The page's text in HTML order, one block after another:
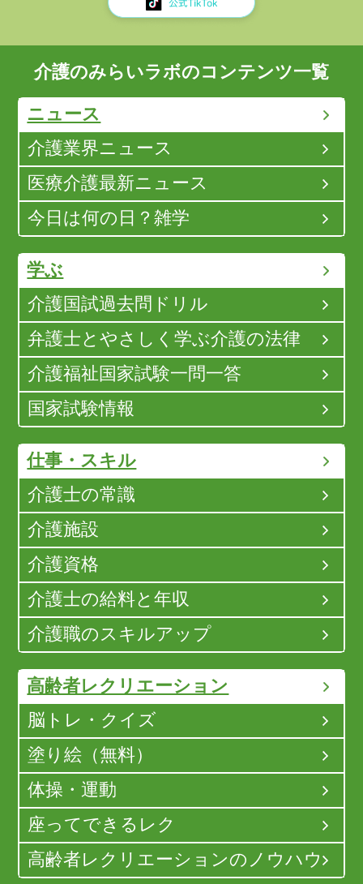
介護のみらいラボのコンテンツ一覧
ニュース
介護業界ニュース
医療介護最新ニュース
今日は何の日？雑学
学ぶ
介護国試過去問ドリル
弁護士とやさしく学ぶ介護の法律
介護福祉国家試験一問一答
国家試験情報
仕事・スキル
介護士の常識
介護施設
介護資格
介護士の給料と年収
介護職のスキルアップ
高齢者レクリエーション
脳トレ・クイズ
塗り絵（無料）
体操・運動
座ってできるレク
高齢者レクリエーションのノウハウ